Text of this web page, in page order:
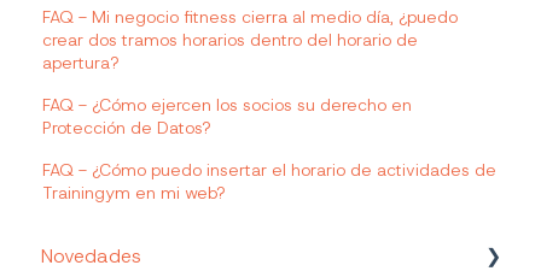
FAQ - Mi negocio fitness cierra al medio día, ¿puedo
crear dos tramos horarios dentro del horario de
apertura?
FAQ - ¿Cómo ejercen los socios su derecho en
Protección de Datos?
FAQ - ¿Cómo puedo insertar el horario de actividades de
Trainingym en mi web?
Novedades